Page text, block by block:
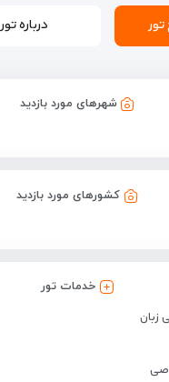
درباره تور
شهرهای مورد بازدید
کشورهای مورد بازدید
خدمات تور
زبان